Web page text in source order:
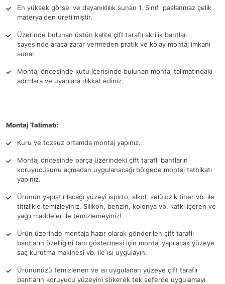
En yüksek görsel ve dayanıklılık sunan 1. Sınıf paslanmaz çelik
materyalden üretilmiştir.
Üzerinde bulunan üstün kalite çift taraflı akrilik bantlar
sayesinde araca zarar vermeden pratik ve kolay montaj imkanı
sunar.
Montaj öncesinde kutu içerisinde bulunan montaj talimatındaki
adımlara ve uyarılara dikkat ediniz.
Montaj Talimatı:
Kuru ve tozsuz ortamda montaj yapınız.
Montaj öncesinde parça üzerindeki çift taraflı bantların
koruyucusunu açmadan uygulanacağı bölgede montaj tatbikatı
yapınız.
Ürünün yapıştırılacağı yüzeyi ispirto, alkol, selülozik tiner vb. ile
titizlikle temizleyiniz. Silikon, benzin, kolonya vb. katkı içeren ve
yağlı maddeler ile temizlemeyiniz!
Ürün üzerinde montaja hazır olarak gönderilen çift taraflı
bantların özelliğini tam göstermesi için montaj yapılacak yüzeye
saç kurutma makinesi vb. ile ısı uygulayın.
Ürününüzü temizlenen ve ısı uygulanan yüzeye çift taraflı
bantların koruyucu yüzeyini sökerek tek seferde uygulamayı